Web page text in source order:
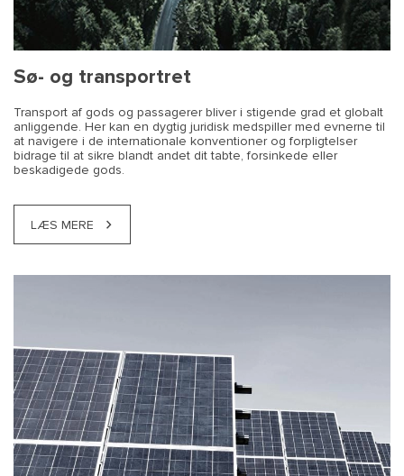
medicin
Sø- og transportret
Transport af gods og passagerer bliver i stigende grad et globalt
anliggende. Her kan en dygtig juridisk medspiller med evnerne til
at navigere i de internationale konventioner og forpligtelser
bidrage til at sikre blandt andet dit tabte, forsinkede eller
beskadigede gods.
LÆS MERE